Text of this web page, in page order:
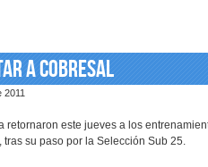
a Cobresal
2011
retornaron este jueves a los
tras su paso por la Selección Sub 25.